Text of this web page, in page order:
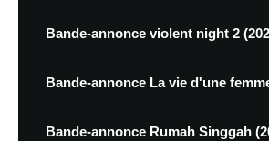
Bande-annonce violent night 2
Bande-annonce La vie d'une
Bande-annonce Rumah Singgah